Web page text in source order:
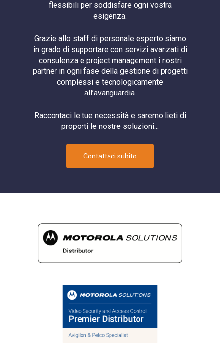
LTE
MOTOTRBO
Networking
PoE
Router
Software
Telecamere
TETRA
Videosorveglianza
WAVE PTX
flessibili per soddisfare ogni vostra
esigenza.
Grazie allo staff di personale esperto siamo
in grado di supportare con servizi avanzati di
consulenza e project management i nostri
partner in ogni fase della gestione di progetti
complessi e tecnologicamente
all’avanguardia.
Raccontaci le tue necessità e saremo lieti di
proporti le nostre soluzioni...
Contattaci subito